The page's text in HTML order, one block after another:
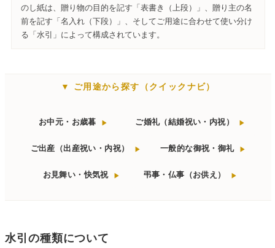
のし紙は、贈り物の目的を記す「表書き（上段）」、贈り主の名
前を記す「名入れ（下段）」、そしてご用途に合わせて使い分け
る「水引」によって構成されています。
▼ ご用途から探す（クイックナビ）
お中元・お歳暮 ▶ ご婚礼（結婚祝い・内祝） ▶
ご出産（出産祝い・内祝） ▶ 一般的な御祝・御礼 ▶
お見舞い・快気祝 ▶ 弔事・仏事（お供え） ▶
水引の種類について